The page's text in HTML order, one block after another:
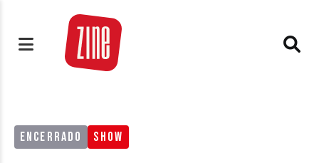
ENCERRADO SHOW